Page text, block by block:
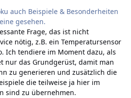
auch Beispiele & Besonderheiten
gesehen.
Frage, das ist nicht
nötig, z.B. ein Temperatursensor
Ich tendiere im Moment dazu, als
nur das Grundgerüst, damit man
zu generieren und zusätzlich die
die teilweise ja hier im
sind zu übernehmen.